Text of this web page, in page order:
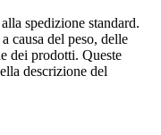
spedizione standard.
causa del peso, delle
dei prodotti. Queste
descrizione del